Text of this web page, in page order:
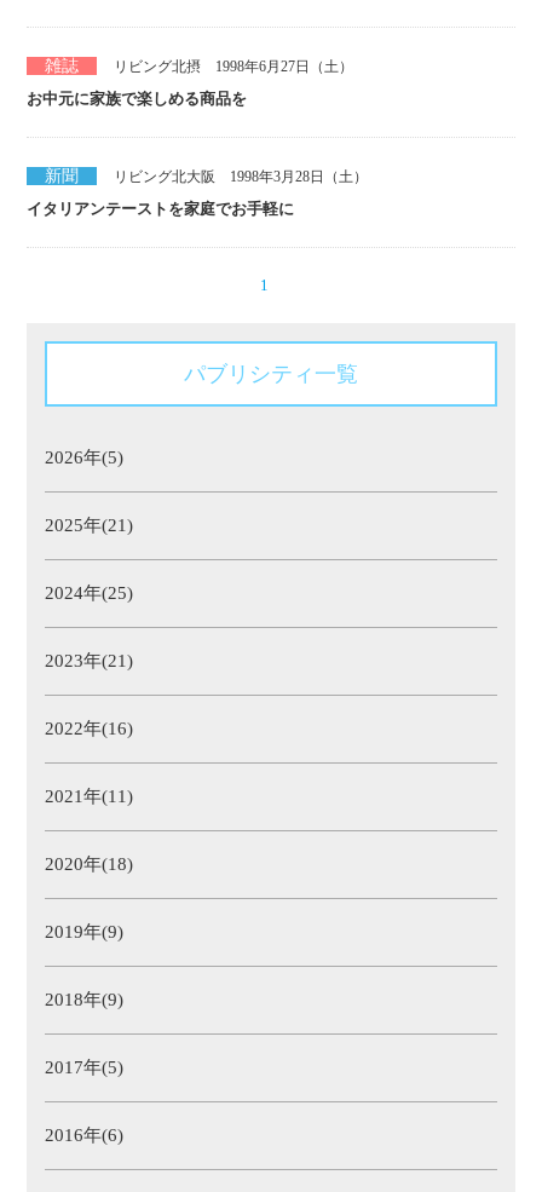
雑誌 リビング北摂 1998年6月27日（土）
お中元に家族で楽しめる商品を
新聞 リビング北大阪 1998年3月28日（土）
イタリアンテーストを家庭でお手軽に
1
パブリシティ一覧
2026年(5)
2025年(21)
2024年(25)
2023年(21)
2022年(16)
2021年(11)
2020年(18)
2019年(9)
2018年(9)
2017年(5)
2016年(6)